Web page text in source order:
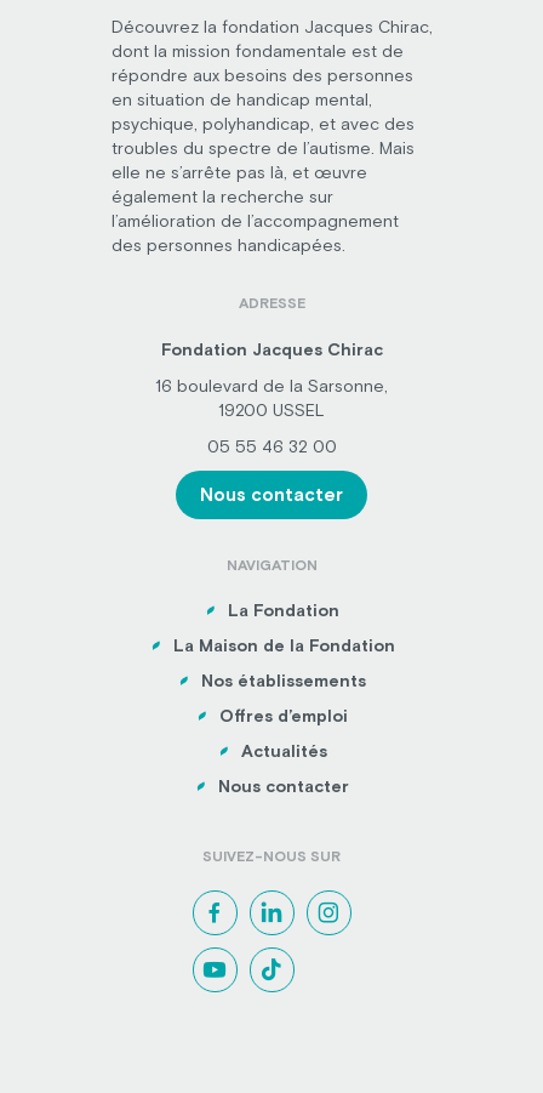
Découvrez la fondation Jacques Chirac,
dont la mission fondamentale est de
répondre aux besoins des personnes
en situation de handicap mental,
psychique, polyhandicap, et avec des
troubles du spectre de l’autisme. Mais
elle ne s’arrête pas là, et œuvre
également la recherche sur
l’amélioration de l’accompagnement
des personnes handicapées.
ADRESSE
Fondation Jacques Chirac
16 boulevard de la Sarsonne,
19200 USSEL
05 55 46 32 00
Nous contacter
NAVIGATION
La Fondation
La Maison de la Fondation
Nos établissements
Offres d’emploi
Actualités
Nous contacter
SUIVEZ-NOUS SUR